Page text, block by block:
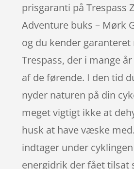
prisgaranti på Trespass
Adventure buks – Mørk
og du kender
Trespass, der i mange
af de førende. I den tid
nyder naturen på din
meget vigtigt ikke at
husk at have væske
indtager under
energidrik der fået tilsat